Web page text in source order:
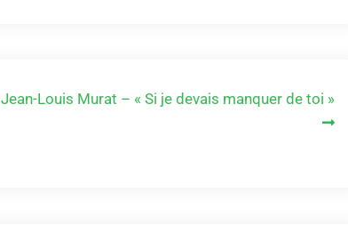
Jean-Louis Murat – « Si je devais manquer de toi »